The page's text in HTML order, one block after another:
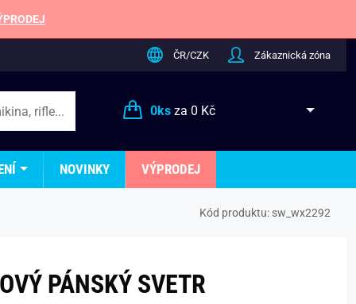
ČR/CZK Zákaznická zóna
0ksza 0 Kč
NOVINKY VÝPRODEJ
Kód produktu: sw_wx2292
PÁNSKÝ SVETR